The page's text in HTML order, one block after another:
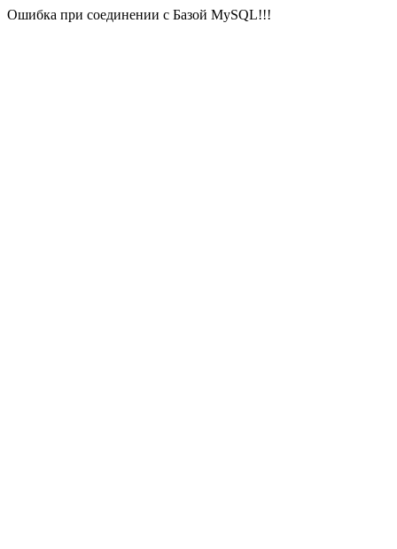
Ошибка при соединении с Базой MySQL!!!